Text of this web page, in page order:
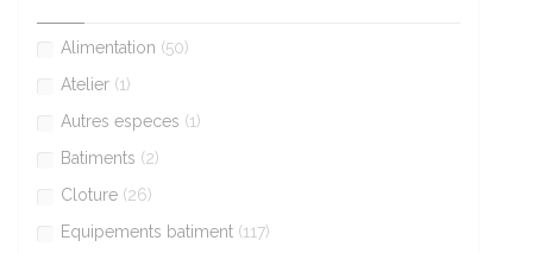
Alimentation (50)
Atelier (1)
Autres especes (1)
Batiments (2)
Cloture (26)
Equipements batiment (117)